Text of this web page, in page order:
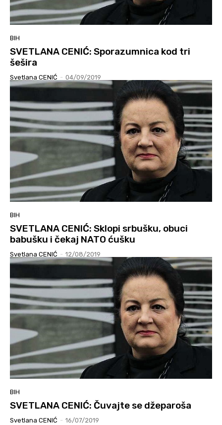
BIH
SVETLANA CENIĆ: Sporazumnica kod tri
šešira
Svetlana CENIĆ - 04/09/2019
BIH
SVETLANA CENIĆ: Sklopi srbušku, obuci
babušku i čekaj NATO ćušku
Svetlana CENIĆ - 12/08/2019
BIH
SVETLANA CENIĆ: Čuvajte se džeparoša
Svetlana CENIĆ - 16/07/2019